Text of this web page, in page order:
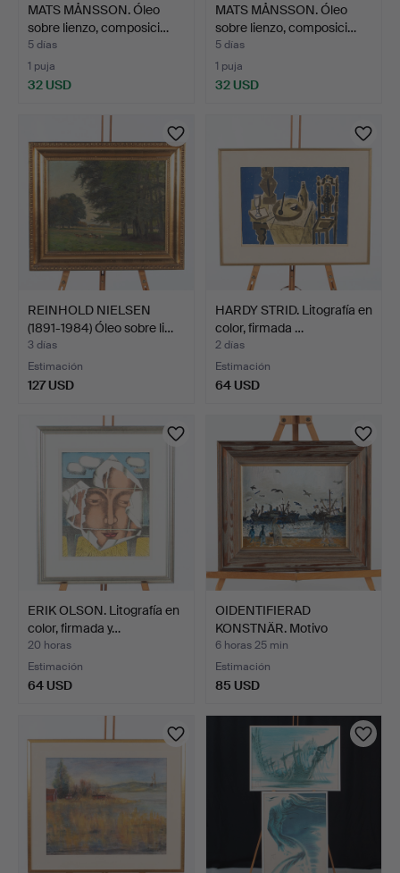
MATS MÅNSSON. Óleo
sobre lienzo, composici…
5 días
1 puja
32 USD
MATS MÅNSSON. Óleo
sobre lienzo, composici…
5 días
1 puja
32 USD
REINHOLD NIELSEN
(1891-1984) Óleo sobre li…
3 días
Estimación
127 USD
HARDY STRID. Litografía en
color, firmada …
2 días
Estimación
64 USD
ERIK OLSON. Litografía en
color, firmada y…
20 horas
Estimación
64 USD
OIDENTIFIERAD
KONSTNÄR. Motivo
portuario c…
6 horas 25 min
Estimación
85 USD